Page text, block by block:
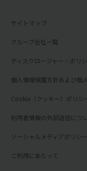
サイトマップ
グループ会社一覧
ディスクロージャー・ポリ
個人情報保護方針および個
Cookie（クッキー）ポリシ
利用者情報の外部送信につ
ソーシャルメディアポリシー
ご利用にあたって